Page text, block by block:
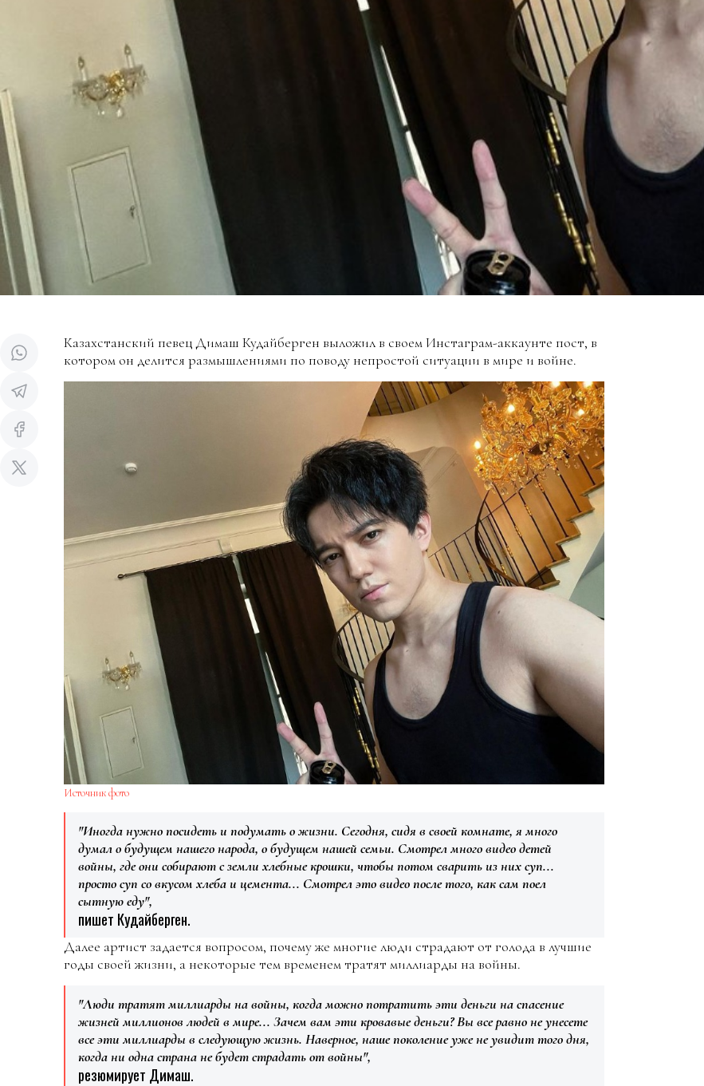
Казахстанский певец Димаш Кудайберген выложил в своем Инстаграм-аккаунте пост, в
котором он делится размышлениями по поводу непростой ситуации в мире и войне.
Источник фото
"Иногда нужно посидеть и подумать о жизни. Сегодня, сидя в своей комнате, я много
думал о будущем нашего народа, о будущем нашей семьи. Смотрел много видео детей
войны, где они собирают с земли хлебные крошки, чтобы потом сварить из них суп...
просто суп со вкусом хлеба и цемента... Смотрел это видео после того, как сам поел
сытную еду",
пишет Кудайберген.
Далее артист задается вопросом, почему же многие люди страдают от голода в лучшие
годы своей жизни, а некоторые тем временем тратят миллиарды на войны.
"Люди тратят миллиарды на войны, когда можно потратить эти деньги на спасение
жизней миллионов людей в мире... Зачем вам эти кровавые деньги? Вы все равно не унесете
все эти миллиарды в следующую жизнь. Наверное, наше поколение уже не увидит того дня,
когда ни одна страна не будет страдать от войны",
резюмирует Димаш.